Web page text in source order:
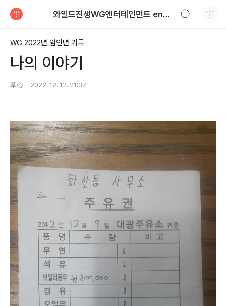
와일드진생WG엔터테인먼트 entertainment
WG 2022년 임인년 기록
나의 이야기
草心 2022. 12. 12. 21:37